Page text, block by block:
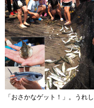
「おさかなゲット！」。うれ